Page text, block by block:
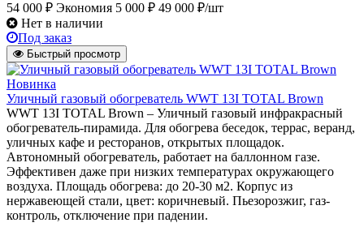
54 000 ₽ Экономия 5 000 ₽ 49 000 ₽/шт
Нет в наличии
Под заказ
Быстрый просмотр
Новинка
Уличный газовый обогреватель WWT 13I TOTAL Brown
WWT 13I TOTAL Brown – Уличный газовый инфракрасный
обогреватель-пирамида. Для обогрева беседок, террас, веранд,
уличных кафе и ресторанов, открытых площадок.
Автономный обогреватель, работает на баллонном газе.
Эффективен даже при низких температурах окружающего
воздуха. Площадь обогрева: до 20-30 м2. Корпус из
нержавеющей стали, цвет: коричневый. Пьезорозжиг, газ-
контроль, отключение при падении.